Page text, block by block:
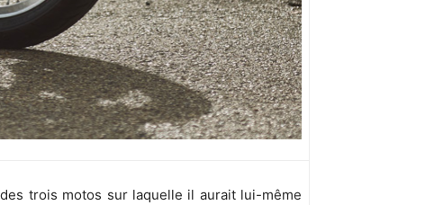
trois motos sur laquelle il aurait lui-même